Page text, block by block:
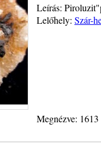
Leírás:
Lelőhely: Szár-
Megnézve: